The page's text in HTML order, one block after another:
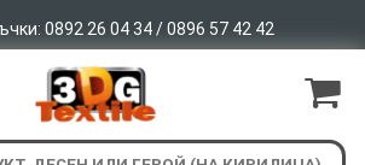
0892 26 04 34 / 0896 57 42 42